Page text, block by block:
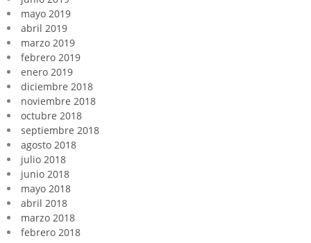
mayo 2019
abril 2019
marzo 2019
febrero 2019
enero 2019
diciembre 2018
noviembre 2018
octubre 2018
septiembre 2018
agosto 2018
julio 2018
junio 2018
mayo 2018
abril 2018
marzo 2018
febrero 2018